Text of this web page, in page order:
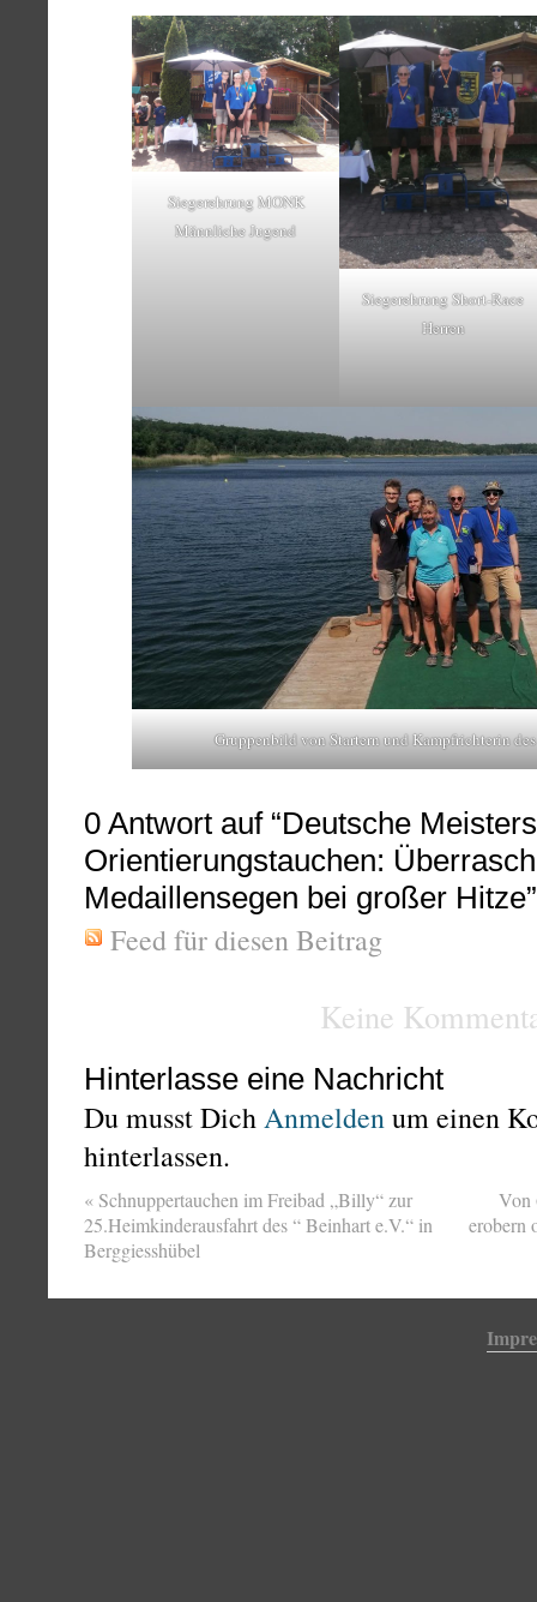
Siegerehrung MONK
Männliche Jugend
Siegerehrung Short-Race
Herren
Gruppenbild von Startern und Kampfrichterin
0 Antwort auf “Deutsche
Orientierungstauchen:
Medaillensegen bei großer Hitze”
Feed für diesen Beitrag
Keine
Hinterlasse eine Nachricht
Du musst DichAnmeldenum einen
hinterlassen.
« Schnuppertauchen im Freibad „Billy“ zur
25.Heimkinderausfahrt des “ Beinhart e.V.“ in
Berggiesshübel
Von
erobern